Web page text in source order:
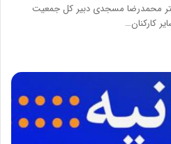
محمدرضا مسجدی دبیر کل جمعیت
کارکنان…